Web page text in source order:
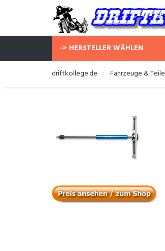
-> HERSTELLER WÄHLEN
driftkollege.de Fahrzeuge & Teile